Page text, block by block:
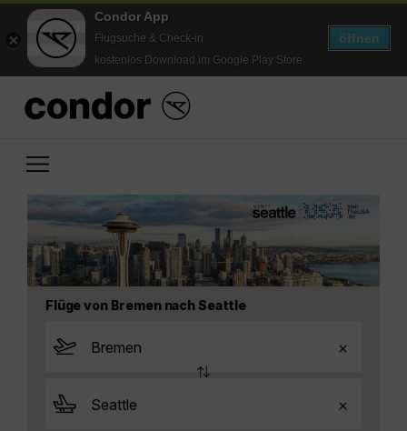
Condor App
Flugsuche & Check-in
kostenlos Download im Google Play Store
öffnen
Flüge von Bremen nach Seattle